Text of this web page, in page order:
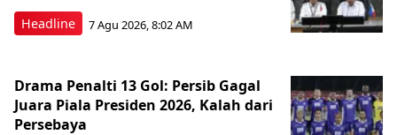
Headline 7 Agu 2026, 8:02 AM
Drama Penalti 13 Gol: Persib Gagal
Juara Piala Presiden 2026, Kalah dari
Persebaya